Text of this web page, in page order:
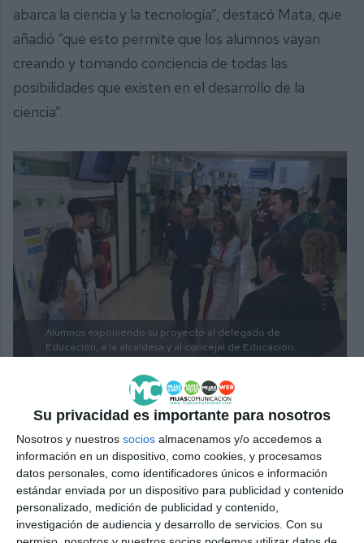
Su privacidad es importante para nosotros
Nosotros y nuestros socios almacenamos y/o accedemos a
información en un dispositivo, como cookies, y procesamos
datos personales, como identificadores únicos e información
estándar enviada por un dispositivo para publicidad y contenido
personalizado, medición de publicidad y contenido,
investigación de audiencia y desarrollo de servicios. Con su
abarca la ciencia y la tecnología”, destacó Mata, que
añadió “que esto permite que los alumnos vayan
creando y tomando conciencia de todas las
posibilidades que existen en el desarrollo de la
ciencia”.
Alumnos exponiendo su proyecto al delegado de
Educación, a la alcaldesa y al concejal de Educación.
JACOBO PEREA.
Comunidad educativa
Tanto profesorado como alumnado valoran de
forma muy positiva para su desarrollo personal
estas jornadas. “El estar manejando y trabajando
sobre esos conceptos durante meses y el difundirlo